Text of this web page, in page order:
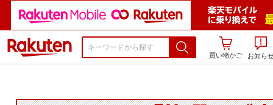
楽天市場
買い物かご
お知ら